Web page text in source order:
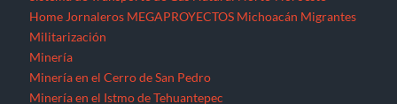
Proyecto de Propósitos Múltiples Xalapa
Proyecto Integral Morelos (PIM)
Proyectos Hídricos
Acueducto El Realito (SLP)
Acueducto Independencia (Sonora)